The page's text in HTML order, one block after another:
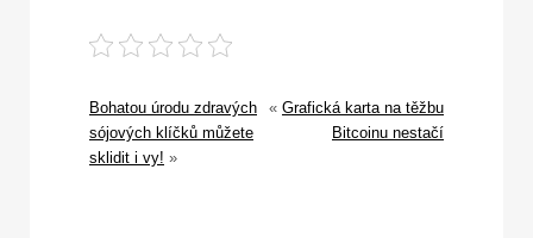
Bohatou úrodu zdravých
sójových klíčků můžete
sklidit i vy! »
« Grafická karta na těžbu
Bitcoinu nestačí